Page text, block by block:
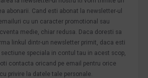
abonarii. Cand esti abonat la newsletter-ul
cu un caracter promotional sau
medie, chiar redusa. Daca doresti sa
linkul dintr-un newsletter primit, daca esti
speciala in contul tau in acest scop,
contacta oricand pe email pentru orice
privire la datele tale personale.